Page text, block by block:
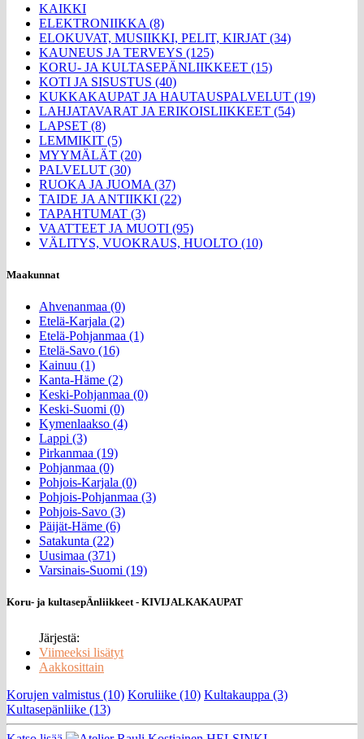
KAIKKI
ELEKTRONIIKKA (8)
ELOKUVAT, MUSIIKKI, PELIT, KIRJAT (34)
KAUNEUS JA TERVEYS (125)
KORU- JA KULTASEPÄNLIIKKEET (15)
KOTI JA SISUSTUS (40)
KUKKAKAUPAT JA HAUTAUSPALVELUT (19)
LAHJATAVARAT JA ERIKOISLIIKKEET (54)
LAPSET (8)
LEMMIKIT (5)
MYYMÄLÄT (20)
PALVELUT (30)
RUOKA JA JUOMA (37)
TAIDE JA ANTIIKKI (22)
TAPAHTUMAT (3)
VAATTEET JA MUOTI (95)
VÄLITYS, VUOKRAUS, HUOLTO (10)
Maakunnat
Ahvenanmaa (0)
Etelä-Karjala (2)
Etelä-Pohjanmaa (1)
Etelä-Savo (16)
Kainuu (1)
Kanta-Häme (2)
Keski-Pohjanmaa (0)
Keski-Suomi (0)
Kymenlaakso (4)
Lappi (3)
Pirkanmaa (19)
Pohjanmaa (0)
Pohjois-Karjala (0)
Pohjois-Pohjanmaa (3)
Pohjois-Savo (3)
Päijät-Häme (6)
Satakunta (22)
Uusimaa (371)
Varsinais-Suomi (19)
Koru- ja kultasepÄnliikkeet - KIVIJALKAKAUPAT
Järjestä:
Viimeeksi lisätyt
Aakkosittain
Korujen valmistus (10) Koruliike (10) Kultakauppa (3)
Kultasepänliike (13)